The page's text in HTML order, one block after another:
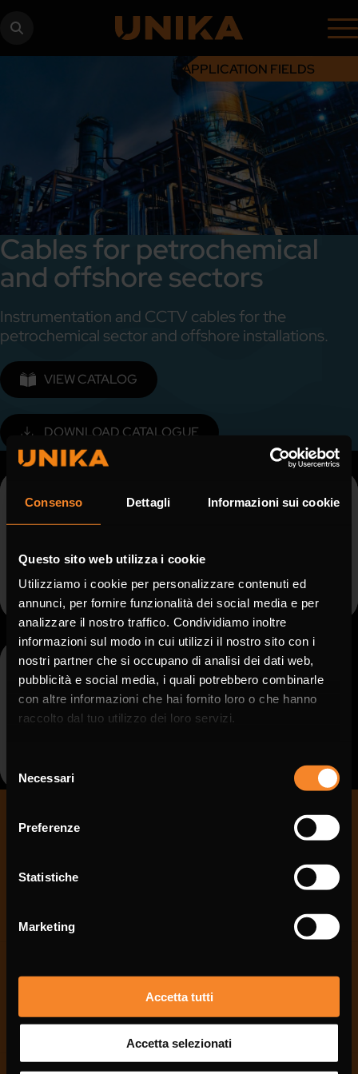
Consenso Dettagli Informazioni sui cookie
Questo sito web utilizza i cookie
Utilizziamo i cookie per personalizzare contenuti ed
annunci, per fornire funzionalità dei social media e per
analizzare il nostro traffico. Condividiamo inoltre
informazioni sul modo in cui utilizzi il nostro sito con i
nostri partner che si occupano di analisi dei dati web,
pubblicità e social media, i quali potrebbero combinarle
con altre informazioni che hai fornito loro o che hanno
raccolto dal tuo utilizzo dei loro servizi.
delNecessari
Preferenze
Statistiche
Marketing
Accetta tutti
Accetta selezionati
APPLICATION FIELDS
Cables for petrochemical
and offshore sectors
Instrumentation and CCTV cables for the
petrochemical sector and offshore installations.
VIEW CATALOG
DOWNLOAD CATALOGUE
Instrumentation, armoured
cables, not fire propagating
DISCOVER
KU 8500
Command, signal, control
DISCOVER
KU 8500
Command, signal, control
and video surveillance, not
fire propagating for off-
shore platforms
Compliance and Integrity
General Terms and Conditions of Sale
Quality and Environmental Policy